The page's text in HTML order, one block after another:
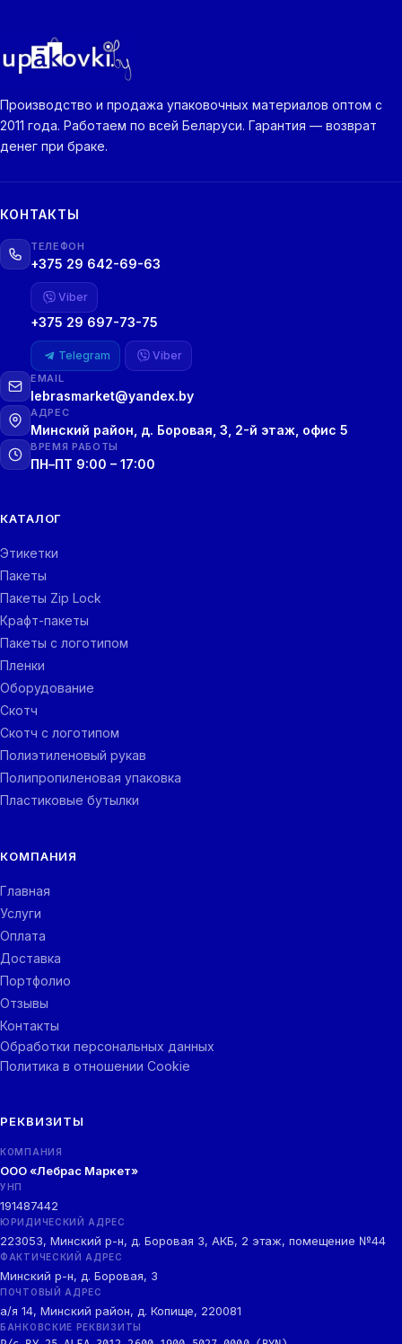
Производство и продажа упаковочных материалов оптом с
2011 года. Работаем по всей Беларуси. Гарантия — возврат
денег при браке.
КОНТАКТЫ
ТЕЛЕФОН
+375 29 642-69-63
Viber
+375 29 697-73-75
Telegram Viber
EMAIL
lebrasmarket@yandex.by
АДРЕС
Минский район, д. Боровая, 3, 2-й этаж, офис 5
ВРЕМЯ РАБОТЫ
ПН–ПТ 9:00 – 17:00
КАТАЛОГ
Этикетки
Пакеты
Пакеты Zip Lock
Крафт-пакеты
Пакеты с логотипом
Пленки
Оборудование
Скотч
Скотч с логотипом
Полиэтиленовый рукав
Полипропиленовая упаковка
Пластиковые бутылки
КОМПАНИЯ
Главная
Услуги
Оплата
Доставка
Портфолио
Отзывы
Контакты
Обработки персональных данных
Политика в отношении Cookie
РЕКВИЗИТЫ
КОМПАНИЯ
ООО «Лебрас Маркет»
УНП
191487442
ЮРИДИЧЕСКИЙ АДРЕС
223053, Минский р-н, д. Боровая 3, АКБ, 2 этаж, помещение №44
ФАКТИЧЕСКИЙ АДРЕС
Минский р-н, д. Боровая, 3
ПОЧТОВЫЙ АДРЕС
а/я 14, Минский район, д. Копище, 220081
БАНКОВСКИЕ РЕКВИЗИТЫ